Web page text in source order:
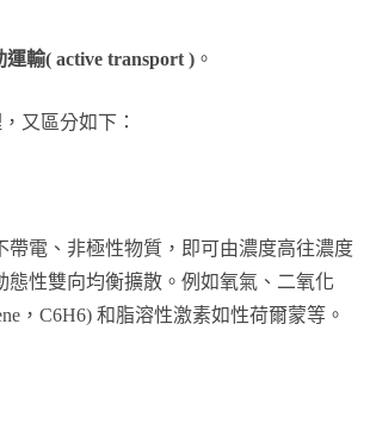
運輸( active transport )。
又區分如下：
電、非極性物質，即可由濃度高往濃度
性雙向均衡擴散。例如氧氣、二氧化
，C6H6) 和脂溶性激素如性荷爾蒙等。